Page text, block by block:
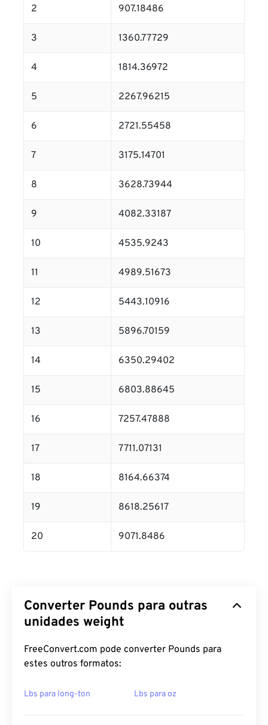
2 907.18486
3 1360.77729
4 1814.36972
5 2267.96215
6 2721.55458
7 3175.14701
8 3628.73944
9 4082.33187
10 4535.9243
11 4989.51673
12 5443.10916
13 5896.70159
14 6350.29402
15 6803.88645
16 7257.47888
17 7711.07131
18 8164.66374
19 8618.25617
20 9071.8486
Converter Pounds para outras
unidades weight
FreeConvert.com pode converter Pounds para
estes outros formatos:
Lbs para long-ton Lbs para oz